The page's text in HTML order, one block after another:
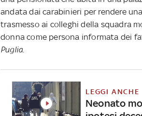
andata dai carabinieri per rendere
trasmesso ai colleghi della squadra
donna come persona informata dei
Puglia.
LEGGI ANCHE
Neonato